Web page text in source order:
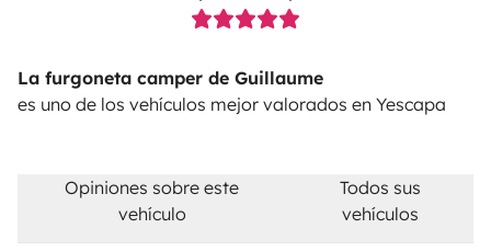
La furgoneta camper de Guillaume
es uno de los vehículos mejor valorados en Yescapa
Opiniones sobre este
vehículo
Todos sus
vehículos